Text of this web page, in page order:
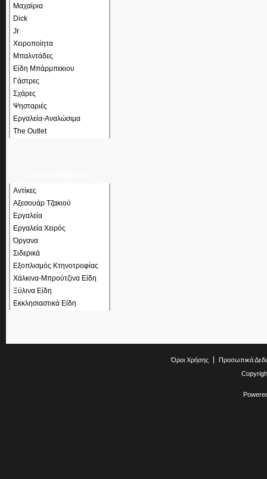
Μαχαίρια
Dick
Jr
Χειροποίητα
Μπαλντάδες
Είδη Μπάρμπεκιου
Γάστρες
Σχάρες
Ψησταριές
Εργαλεία-Αναλώσιμα
The Outlet
Αντίκες
Αξεσουάρ Τζακιού
Εργαλεία
Εργαλεία Χειρός
Όργανα
Σιδερικά
Εξοπλισμός Κτηνοτροφίας
Χάλκινα-Μπρούτζινα Είδη
Ξύλινα Είδη
Εκκλησιαστικά Είδη
Όροι Χρήσης
Προσωπικά